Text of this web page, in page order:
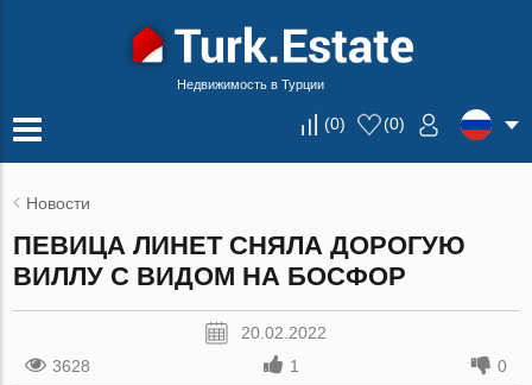
Недвижимость в Турции
(0) (0)
Новости
ПЕВИЦА ЛИНЕТ СНЯЛА ДОРОГУЮ
ВИЛЛУ С ВИДОМ НА БОСФОР
20.02.2022
3628
1 0